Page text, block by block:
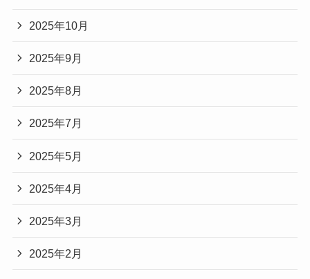
2025年10月
2025年9月
2025年8月
2025年7月
2025年5月
2025年4月
2025年3月
2025年2月